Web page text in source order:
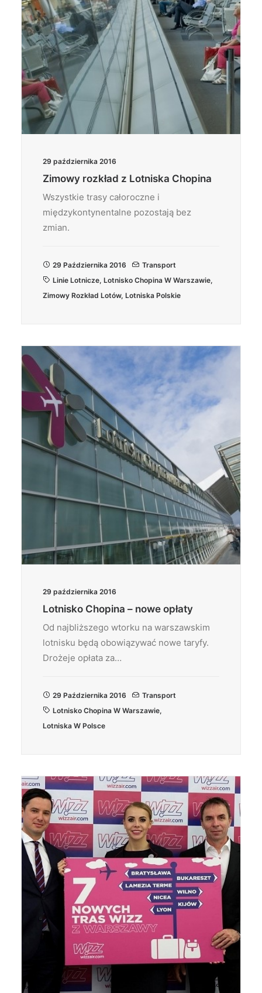
29 października 2016
Zimowy rozkład z Lotniska Chopina
Wszystkie trasy całoroczne i
międzykontynentalne pozostają bez
zmian.
29 Października 2016
Transport
Linie Lotnicze, Lotnisko Chopina W Warszawie,
Zimowy Rozkład Lotów, Lotniska Polskie
29 października 2016
Lotnisko Chopina – nowe opłaty
Od najbliższego wtorku na warszawskim
lotnisku będą obowiązywać nowe taryfy.
Drożeje opłata za…
29 Października 2016
Transport
Lotnisko Chopina W Warszawie,
Lotniska W Polsce